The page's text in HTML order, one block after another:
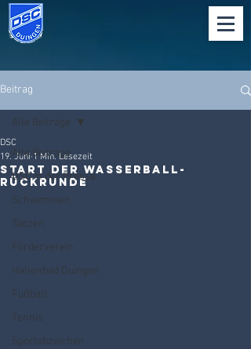
Beitrag
Alle Beiträge
DSC in der Presse
Schwimmen
Tanzen
Förderverein
Hallenbad Duingen
Fußball
Tennis
Sportabzeichen
Alle Beiträge
Start der Wasserball-
Rückrunde
DSC
19. Juni 1 Min. Lesezeit